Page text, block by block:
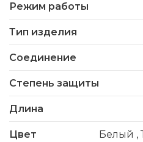
Режим работы
Тип изделия
Соединение
Степень защиты
Длина
Цвет Белый ,